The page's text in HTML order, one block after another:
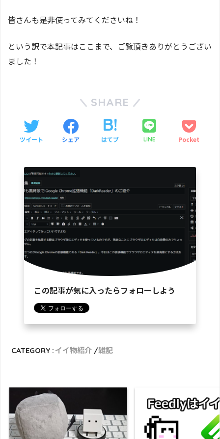
皆さんも是非使ってみてくださいね！
という訳で本記事はここまで、ご覧頂きありがとうござい
ました！
SHARE
ツイート シェア はてブ LINE Pocket
この記事が気に入ったらフォローしよう
CATEGORY : イイ物紹介 雑記